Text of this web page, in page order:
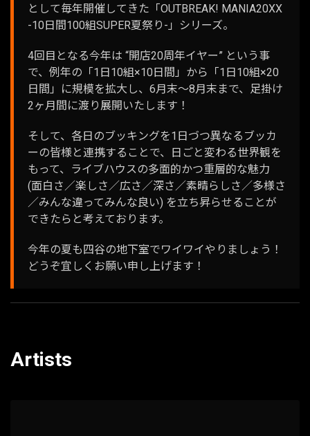
として毎年開催してきた「OUTBREAK! MANIA20XX
-10日間100組SUPER夏祭り-」シリーズ。
4回目となる今年は “開店20周年イヤー” という事
で、例年の「1日10組×10日間」から「1日10組×20
日間」に規模を拡大し、6月末〜8月末まで、足掛け
2ヶ月間に渡り展開いたします！
そして、各日のブッキングを1日づつ異なるブッカ
ーの皆様と連携することで、日ごと変わる世界観を
もって、ライブハウスの多面的かつ重層的な魅力
(面白さ／楽しさ／広さ／深さ／素晴らしさ／多様さ
／みんな違ってみんな良い) を立ち昇らせることが
できたらと考えております。
今年の夏も四谷の地下室でワイワイやりましょう！
どうぞ宜しくお願い申し上げます！
Artists